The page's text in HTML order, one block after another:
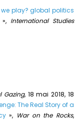
we play? global politics
», International Studies
Gazing, 18 mai 2018, 18
The Real Story of a
», War on the Rocks,